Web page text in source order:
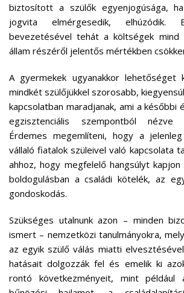
biztosított a szülők egyenjogúsága,
jogvita elmérgesedik, elhúzódik.
bevezetésével tehát a költségek mind
állam részéről jelentős mértékben
A gyermekek ugyanakkor lehetőséget
mindkét szülőjükkel szorosabb,
kapcsolatban maradjanak, ami a későbbi
egzisztenciális szempontból nézve
Érdemes megemlíteni, hogy a
vállaló fiatalok szüleivel való kapcsolata
ahhoz, hogy megfelelő hangsúlyt
boldogulásban a családi kötelék, az
gondoskodás.
Szükséges utalnunk azon – minden
ismert – nemzetközi tanulmányokra,
az egyik szülő válás miatti
hatásait dolgozzák fel és emelik ki
rontó következményeit, mint például